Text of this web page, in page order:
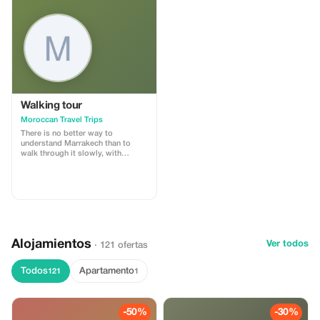
Walking tour
Moroccan Travel Trips
There is no better way to
understand Marrakech than to
walk through it slowly, with
Alojamientos · 121 ofertas Ver todos
Todos121 Apartamento1
-50% -30%